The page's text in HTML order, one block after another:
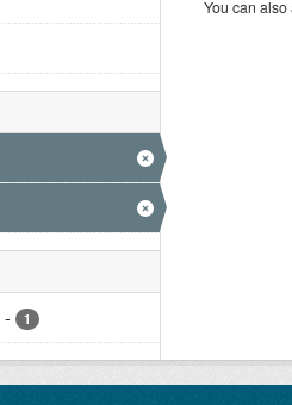
- 1
You can